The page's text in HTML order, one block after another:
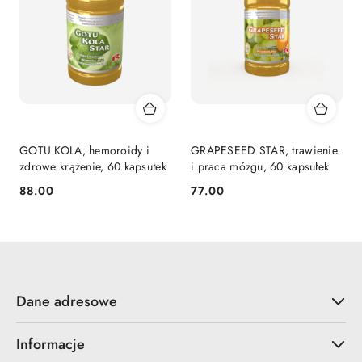
GOTU KOLA, hemoroidy i
zdrowe krążenie, 60 kapsułek
Cena:
88.00
GRAPESEED STAR, trawienie
i praca mózgu, 60 kapsułek
Cena:
77.00
Dane adresowe
Informacje